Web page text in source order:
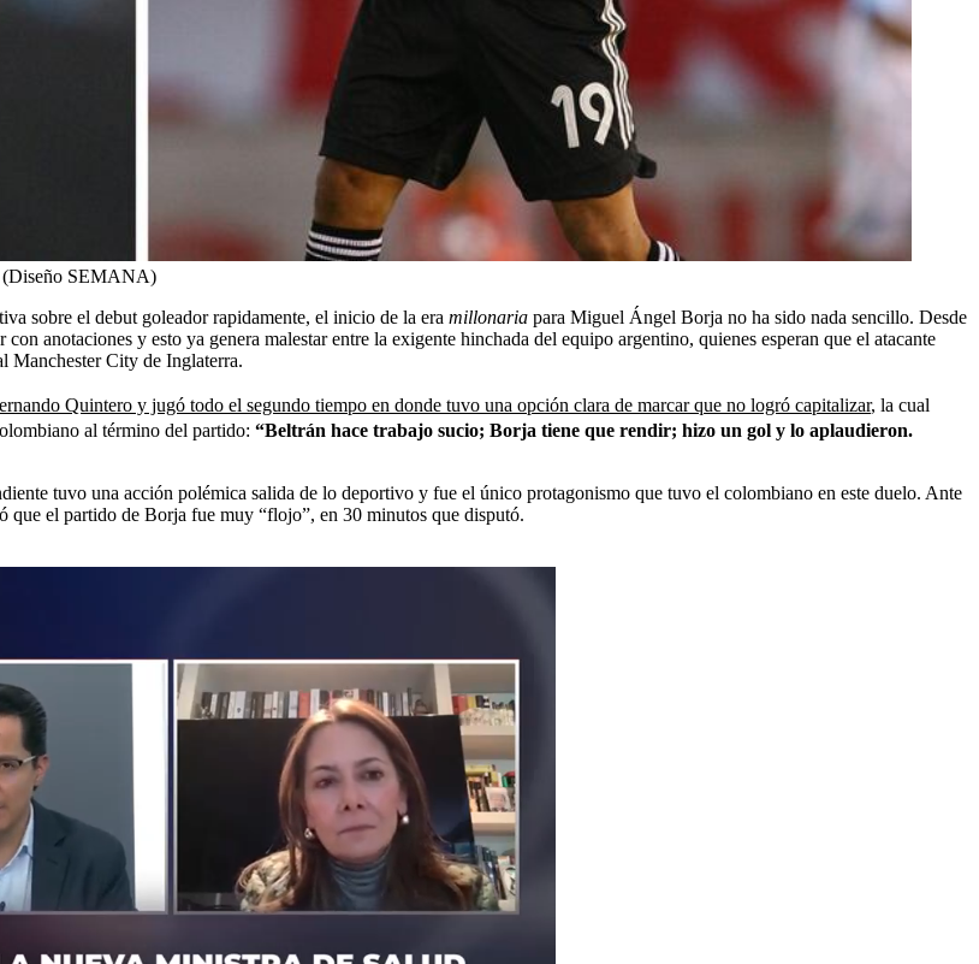
(Diseño SEMANA)
sobre el debut goleador rapidamente, el inicio de la era millonaria para Miguel Ángel Borja no ha sido nada sencillo. Desde
anotaciones y esto ya genera malestar entre la exigente hinchada del equipo argentino, quienes esperan que el atacante
Manchester City de Inglaterra.
Quintero y jugó todo el segundo tiempo en donde tuvo una opción clara de marcar que no logró capitalizar, la cual
al término del partido: “Beltrán hace trabajo sucio; Borja tiene que rendir; hizo un gol y lo aplaudieron.
tuvo una acción polémica salida de lo deportivo y fue el único protagonismo que tuvo el colombiano en este duelo. Ante
que el partido de Borja fue muy “flojo”, en 30 minutos que disputó.